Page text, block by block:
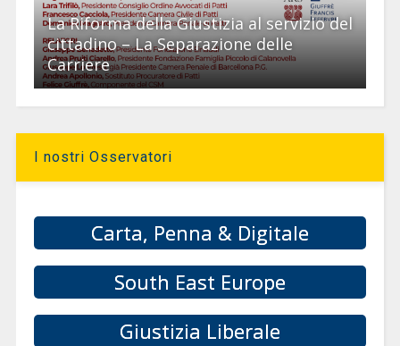
La Riforma della Giustizia al servizio del
cittadino – La Separazione delle
Carriere
I nostri Osservatori
Carta, Penna & Digitale
South East Europe
Giustizia Liberale